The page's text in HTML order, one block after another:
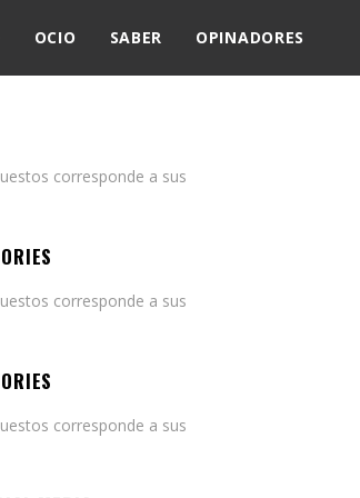
OCIO SABER OPINADORES
corresponde a sus
corresponde a sus
corresponde a sus